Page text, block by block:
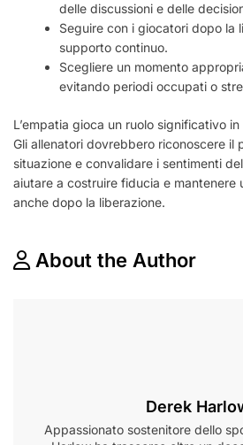
delle discussioni e delle
Seguire con i giocatori dopo la
supporto continuo.
Scegliere un momento
evitando periodi occupati o
L’empatia gioca un ruolo significativo
Gli allenatori dovrebbero riconoscere il
situazione e convalidare i sentimenti
aiutare a costruire fiducia e mantenere
anche dopo la liberazione.
About the Author
Derek
Appassionato sostenitore dello